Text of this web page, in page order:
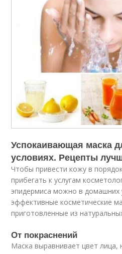
Успокаивающая маска
условиях. Рецепты
Чтобы привести кожу в
прибегать к услугам
эпидермиса можно в домашних
эффективные косметические
приготовленные из
От покраснений
Маска выравнивает цвет лица,